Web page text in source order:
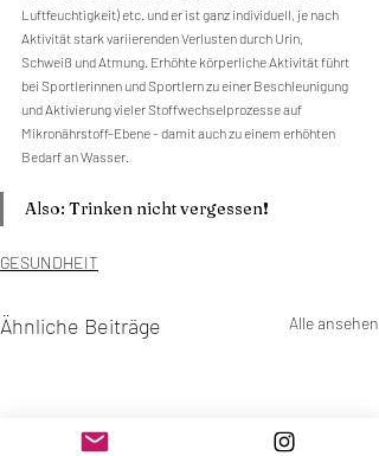
Luftfeuchtigkeit) etc. und er ist ganz individuell, je nach
Aktivität stark variierenden Verlusten durch Urin,
Schweiß und Atmung. Erhöhte körperliche Aktivität führt
bei Sportlerinnen und Sportlern zu einer Beschleunigung
und Aktivierung vieler Stoffwechselprozesse auf
Mikronährstoff-Ebene - damit auch zu einem erhöhten
Bedarf an Wasser.
Also: Trinken nicht vergessen❗️
GESUNDHEIT
Ähnliche Beiträge Alle ansehen